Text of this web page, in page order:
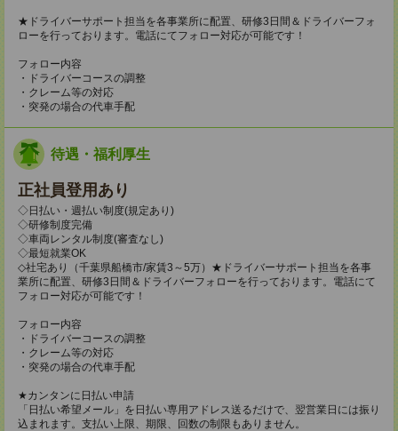
★ドライバーサポート担当を各事業所に配置、研修3日間＆ドライバーフォ
ローを行っております。電話にてフォロー対応が可能です！
フォロー内容
・ドライバーコースの調整
・クレーム等の対応
・突発の場合の代車手配
待遇・福利厚生
正社員登用あり
◇日払い・週払い制度(規定あり)
◇研修制度完備
◇車両レンタル制度(審査なし)
◇最短就業OK
◇社宅あり（千葉県船橋市/家賃3～5万）★ドライバーサポート担当を各事
業所に配置、研修3日間＆ドライバーフォローを行っております。電話にて
フォロー対応が可能です！
フォロー内容
・ドライバーコースの調整
・クレーム等の対応
・突発の場合の代車手配
★カンタンに日払い申請
「日払い希望メール」を日払い専用アドレス送るだけで、翌営業日には振り
込まれます。支払い上限、期限、回数の制限もありません。